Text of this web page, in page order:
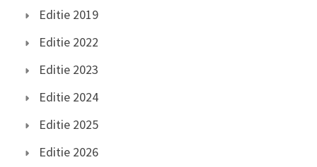
Editie 2019
Editie 2022
Editie 2023
Editie 2024
Editie 2025
Editie 2026